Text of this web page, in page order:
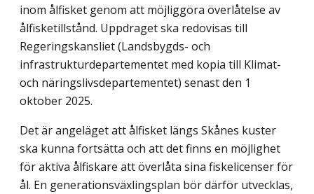
inom ålfisket genom att möjliggöra överlåtelse av
ålfisketillstånd. Uppdraget ska redovisas till
Regeringskansliet (Landsbygds- och
infrastrukturdepartementet med kopia till Klimat-
och näringslivsdepartementet) senast den 1
oktober 2025.
Det är angeläget att ålfisket längs Skånes kuster
ska kunna fortsätta och att det finns en möjlighet
för aktiva ålfiskare att överlåta sina fiskelicenser för
ål. En generations­växlingsplan bör därför utvecklas,